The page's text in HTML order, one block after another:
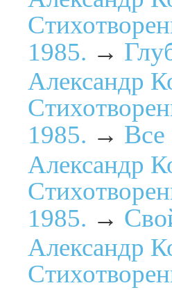
1985. →
Александр
1985. → Все
Александр
1985. →
Александр